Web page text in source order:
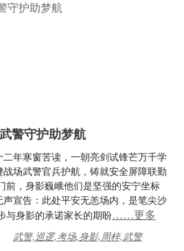
警守护助梦航
年寒窗苦读，一朝亮剑试锋芒万千学
场武警官兵护航，铸就安全屏障联勤
前，身影巍峨他们是坚强的安宁坐标
宣告：此处平安无恙场内，是笔尖沙
与身影的承诺家长的期盼……更多
武警,巡逻,考场,身影,周梓,武警